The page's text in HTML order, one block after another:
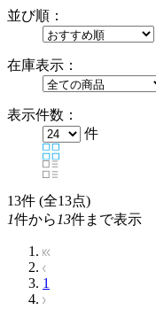
並び順：
在庫表示：
表示件数：
件
13件 (全13点)
1件から 13件まで表示
1